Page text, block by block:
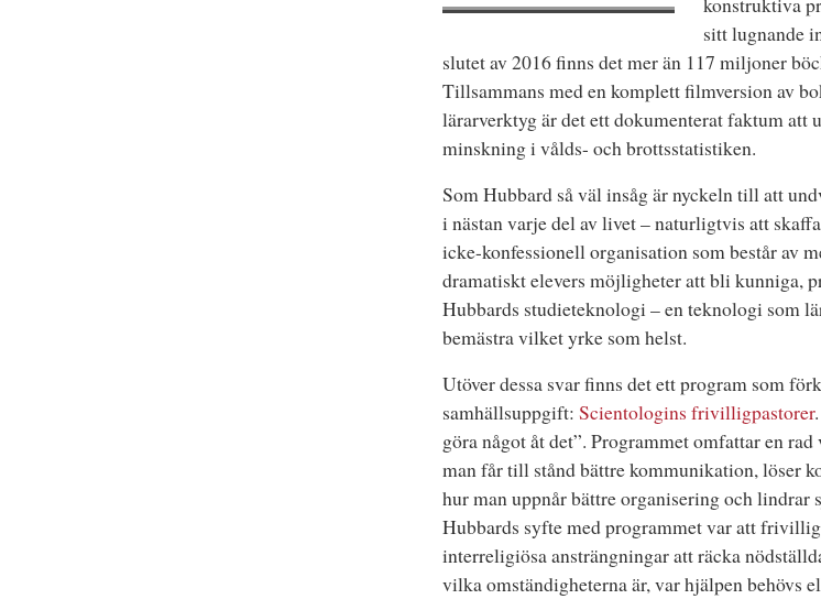
sitt lugnande
slutet av 2016 finns det mer än 117 miljoner
Tillsammans med en komplett filmversion av
lärarverktyg är det ett dokumenterat faktum att
minskning i vålds- och brottsstatistiken.
Som Hubbard så väl insåg är nyckeln till att
i nästan varje del av livet – naturligtvis att
icke-konfessionell organisation som består av
dramatiskt elevers möjligheter att bli kunniga,
Hubbards studieteknologi – en teknologi som
bemästra vilket yrke som helst.
Utöver dessa svar finns det ett program som
samhällsuppgift: Scientologins frivilligpastorer
göra något åt det”. Programmet omfattar en
man får till stånd bättre kommunikation, löser
hur man uppnår bättre organisering och lindrar
Hubbards syfte med programmet var att
interreligiösa ansträngningar att räcka
vilka omständigheterna är, var hjälpen behövs